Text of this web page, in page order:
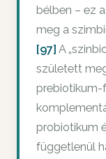
bélben – ez
meg a
[97] A
született
prebiotikum-
probiotikum
függetlenül